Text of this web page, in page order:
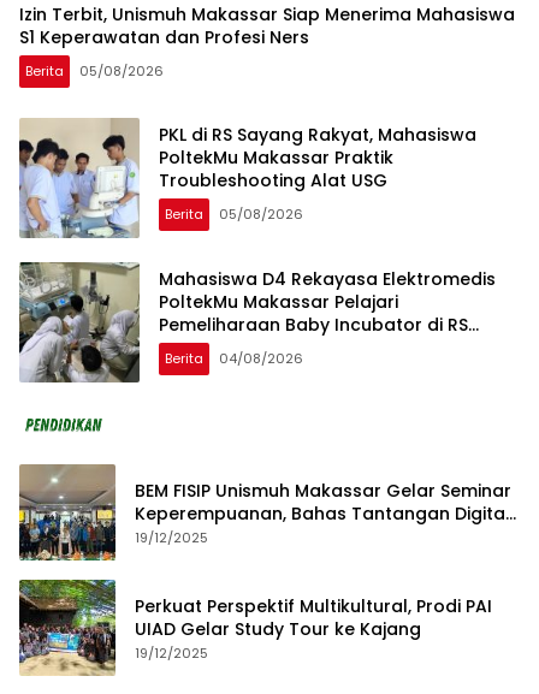
Izin Terbit, Unismuh Makassar Siap Menerima Mahasiswa
S1 Keperawatan dan Profesi Ners
Berita 05/08/2026
PKL di RS Sayang Rakyat, Mahasiswa
PoltekMu Makassar Praktik
Troubleshooting Alat USG
Berita 05/08/2026
Mahasiswa D4 Rekayasa Elektromedis
PoltekMu Makassar Pelajari
Pemeliharaan Baby Incubator di RS
Unhas
Berita 04/08/2026
BEM FISIP Unismuh Makassar Gelar Seminar
Keperempuanan, Bahas Tantangan Digital
dan Budaya Lokal
19/12/2025
Perkuat Perspektif Multikultural, Prodi PAI
UIAD Gelar Study Tour ke Kajang
19/12/2025